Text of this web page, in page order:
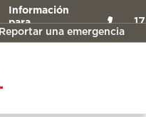
Información
para
intermediarios
Reportar una emergencia